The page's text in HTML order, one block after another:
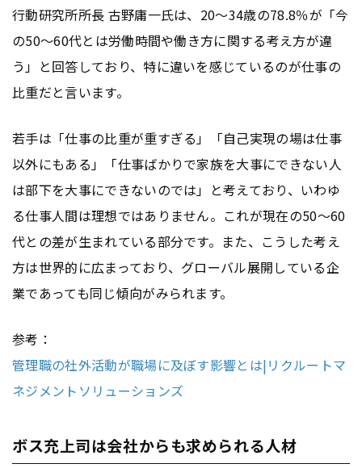
行動研究所所長 古野庸一氏は、20～34歳の78.8％が「今
の50～60代とは労働時間や働き方に関する考え方が違
う」と回答しており、特に違いを感じているのが仕事の
比重だと言います。
若手は「仕事の比重が重すぎる」「自己実現の場は仕事
以外にもある」「仕事ばかりで家族を大事にできない人
は部下を大事にできないのでは」と考えており、いわゆ
る仕事人間は理想ではありません。これが現在の50～60
代との差が生まれている部分です。また、こうした考え
方は世界的に広まっており、グローバル展開している企
業であっても同じ傾向がみられます。
参考：
管理職の社外活動が職場に及ぼす影響とは|リクルートマ
ネジメントソリューションズ
ボス充上司は会社からも求められる人材